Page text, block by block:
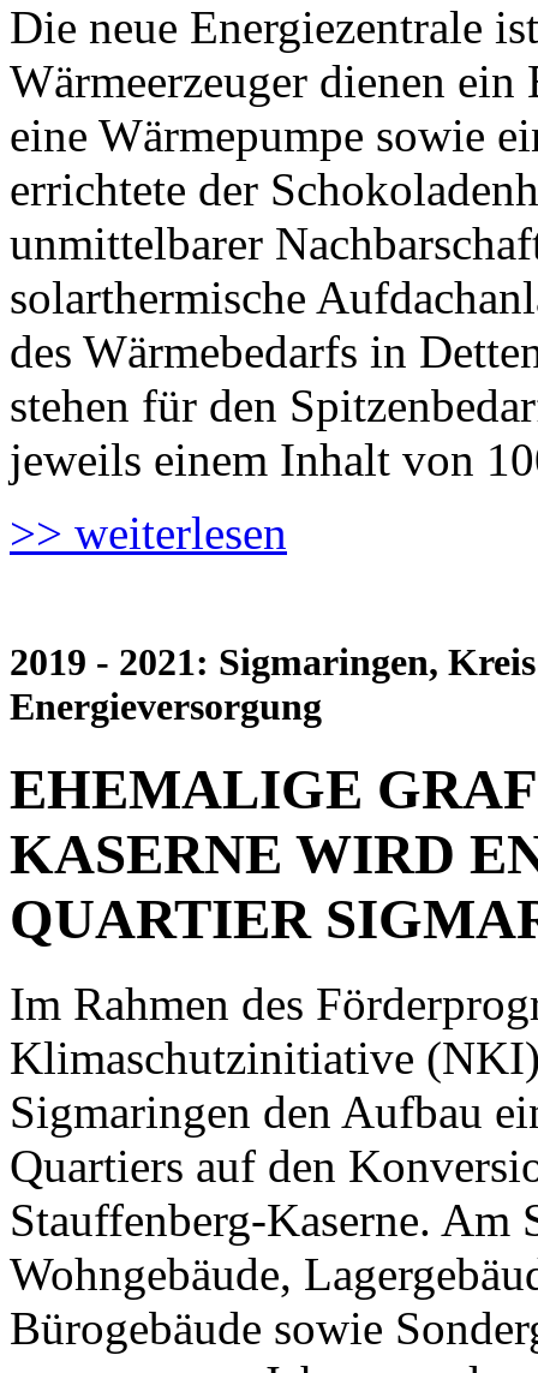
Die neue Energiezentrale
Wärmeerzeuger dienen
eine Wärmepumpe sowie
errichtete der
unmittelbarer
solarthermische
des Wärmebedarfs in
stehen für den
jeweils einem Inhalt von
>> weiterlesen
2019 - 2021: Sigmaringen,
Energieversorgung
EHEMALIGE
KASERNE WIRD
QUARTIER
Im Rahmen des
Klimaschutzinitiative
Sigmaringen den Aufbau
Quartiers auf den
Stauffenberg-Kaserne.
Wohngebäude,
Bürogebäude sowie